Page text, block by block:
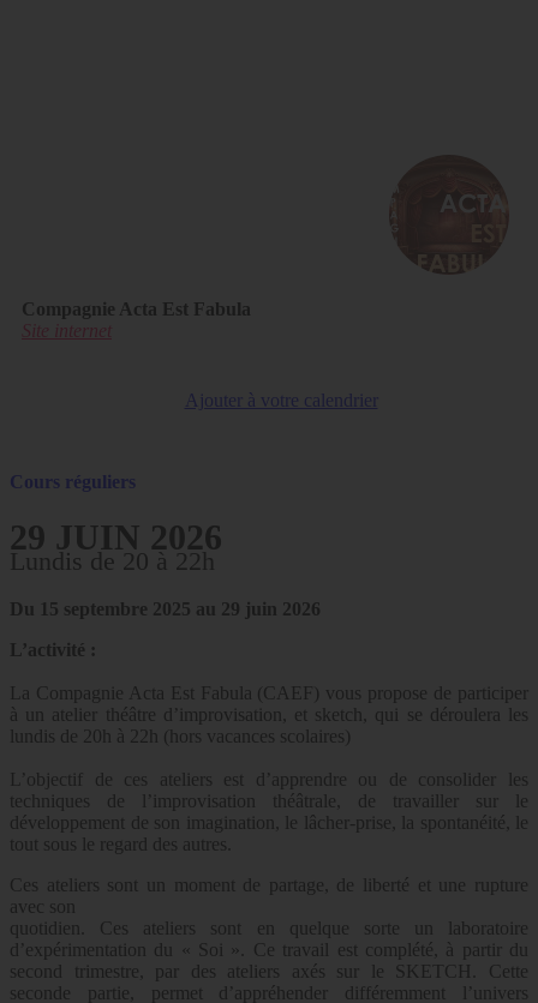
Compagnie Acta Est Fabula
Site internet
Ajouter à votre calendrier
Cours réguliers
29 JUIN 2026
Lundis de 20 à 22h
Du 15 septembre 2025 au 29 juin 2026
L’activité :
La Compagnie Acta Est Fabula (CAEF) vous propose de participer
à un atelier théâtre d’improvisation, et sketch, qui se déroulera les
lundis de 20h à 22h (hors vacances scolaires)
L’objectif de ces ateliers est d’apprendre ou de consolider les
techniques de l’improvisation théâtrale, de travailler sur le
développement de son imagination, le lâcher-prise, la spontanéité, le
tout sous le regard des autres.
Ces ateliers sont un moment de partage, de liberté et une rupture
avec son
quotidien. Ces ateliers sont en quelque sorte un laboratoire
d’expérimentation du « Soi ». Ce travail est complété, à partir du
second trimestre, par des ateliers axés sur le SKETCH. Cette
seconde partie, permet d’appréhender différemment l’univers